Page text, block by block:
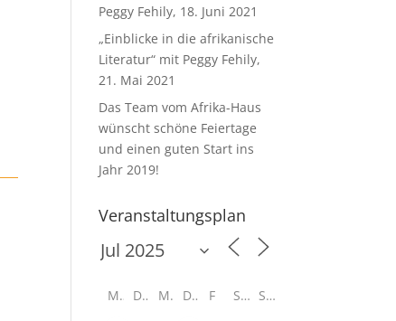
Peggy Fehily, 18. Juni 2021
„Einblicke in die afrikanische
Literatur“ mit Peggy Fehily,
21. Mai 2021
Das Team vom Afrika-Haus
wünscht schöne Feiertage
und einen guten Start ins
Jahr 2019!
Veranstaltungsplan
M D M D F S S